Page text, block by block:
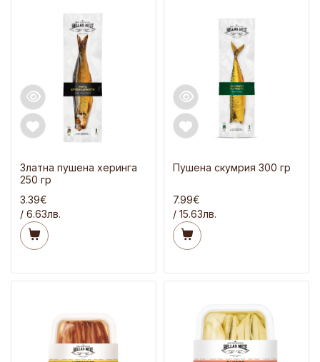
Златна пушена херинга
250 гр
3.39€
/ 6.63лв.
Пушена скумрия 300 гр
7.99€
/ 15.63лв.